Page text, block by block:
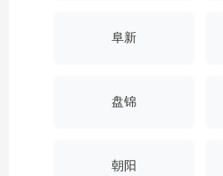
阜新
盘锦
朝阳